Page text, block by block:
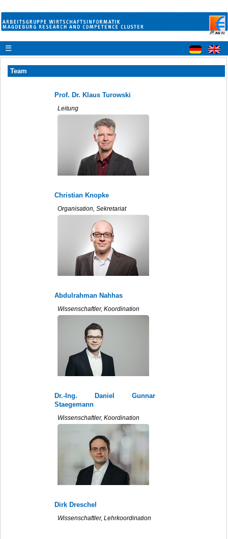
☰
Team
Prof. Dr. Klaus Turowski
Leitung
Christian Knopke
Organisation, Sekretariat
Abdulrahman Nahhas
Wissenschaftler, Koordination
Dr.-Ing. Daniel Gunnar
Staegemann
Wissenschaftler, Koordination
Dirk Dreschel
Wissenschaftler, Lehrkoordination